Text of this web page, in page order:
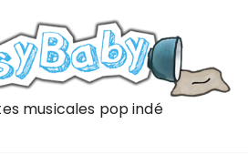
musicales pop indé